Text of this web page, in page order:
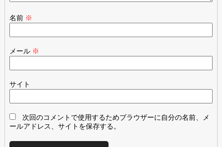
名前 ※
メール ※
サイト
次回のコメントで使用するためブラウザーに自分の名前、メ
ールアドレス、サイトを保存する。